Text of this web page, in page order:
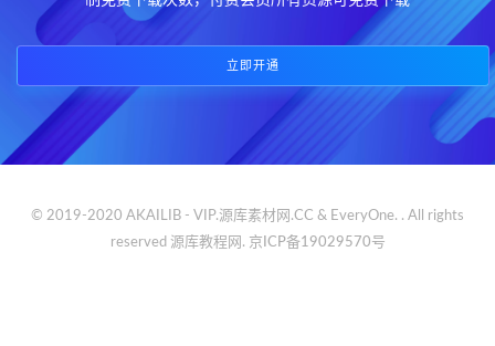
立即开通
© 2019-2020 AKAILIB - VIP.源库素材网.CC & EveryOne. . All rights
reserved 源库教程网. 京ICP备19029570号